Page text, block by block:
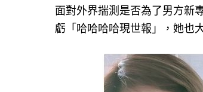
面對外界揣測是否為了男方新
虧「哈哈哈哈現世報」，她也